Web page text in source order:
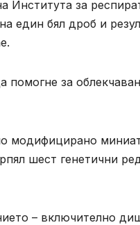
Института за
един бял дроб и
помогне за
модифицирано
шест генетични
– включително